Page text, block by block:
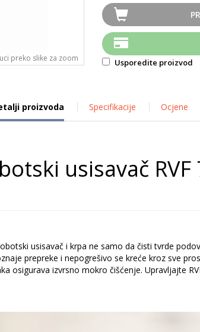
preko slike za zoom Usporedite proizvod
proizvoda Specifikacije Ocjene
usisavač RVF
usisavač i krpa ne samo da čisti tvrde
prepreke i nepogrešivo se kreće kroz sve
osigurava izvrsno mokro čišćenje. Upravljajte